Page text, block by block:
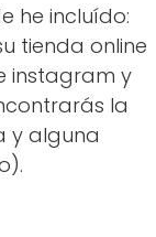
he incluído:
tienda online
instagram y
la
y alguna